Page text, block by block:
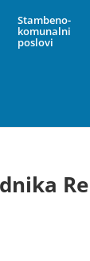
Stambeno-
komunalni
poslovi